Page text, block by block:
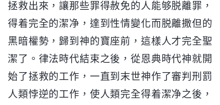
拯救出來，讓那些罪得赦免的人能够脱離罪，
得着完全的潔净，達到性情變化而脱離撒但的
黑暗權勢，歸到神的寶座前，這樣人才完全聖
潔了。律法時代結束之後，從恩典時代神就開
始了拯救的工作，一直到末世神作了審判刑罰
人類悖逆的工作，使人類完全得着潔净之後，